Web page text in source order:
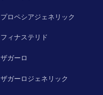
プロペシアジェネリック
フィナステリド
ザガーロ
ザガーロジェネリック